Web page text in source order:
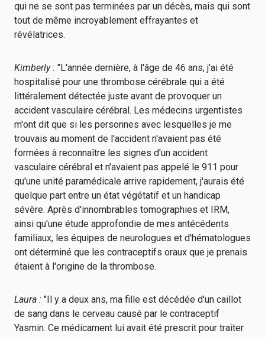
qui ne se sont pas terminées par un décès, mais qui sont
tout de même incroyablement effrayantes et
révélatrices.
Kimberly : "L'année dernière, à l'âge de 46 ans, j'ai été
hospitalisé pour une thrombose cérébrale qui a été
littéralement détectée juste avant de provoquer un
accident vasculaire cérébral. Les médecins urgentistes
m'ont dit que si les personnes avec lesquelles je me
trouvais au moment de l'accident n'avaient pas été
formées à reconnaître les signes d'un accident
vasculaire cérébral et n'avaient pas appelé le 911 pour
qu'une unité paramédicale arrive rapidement, j'aurais été
quelque part entre un état végétatif et un handicap
sévère. Après d'innombrables tomographies et IRM,
ainsi qu'une étude approfondie de mes antécédents
familiaux, les équipes de neurologues et d'hématologues
ont déterminé que les contraceptifs oraux que je prenais
étaient à l'origine de la thrombose.
Laura : "Il y a deux ans, ma fille est décédée d'un caillot
de sang dans le cerveau causé par le contraceptif
Yasmin. Ce médicament lui avait été prescrit pour traiter